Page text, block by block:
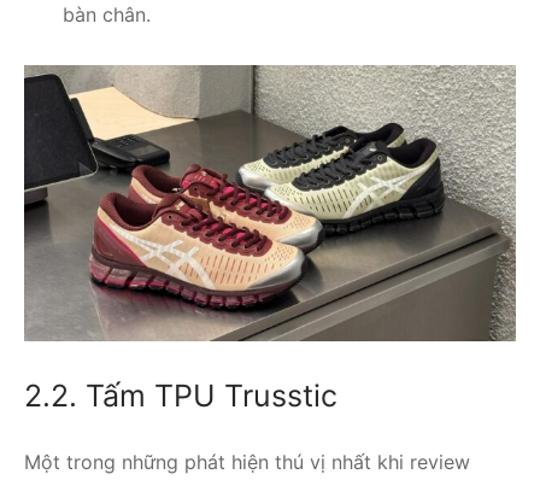
bàn chân.
2.2. Tấm TPU Trusstic
Một trong những phát hiện thú vị nhất khi review